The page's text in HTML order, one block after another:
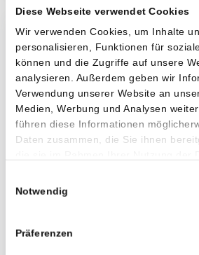
Diese Webseite verwendet Cookies
Wir verwenden Cookies, um Inhalte
personalisieren, Funktionen für
können und die Zugriffe auf unsere
analysieren. Außerdem geben wir
Verwendung unserer Website an
Medien, Werbung und Analysen
führen diese Informationen
Daten zusammen, die Sie ihnen
Notwendig
Präferenzen
Was, wenn
Zie hoeveel waarde je vandaag
je dollar-cost averaging had
verschillende